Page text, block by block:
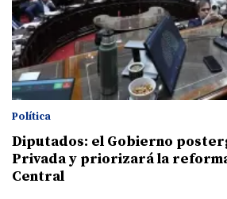
Política
Diputados: el Gobierno
Privada y priorizará la
Central